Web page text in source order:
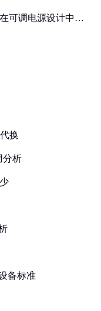
可调电源设计中的
换
分析
备标准